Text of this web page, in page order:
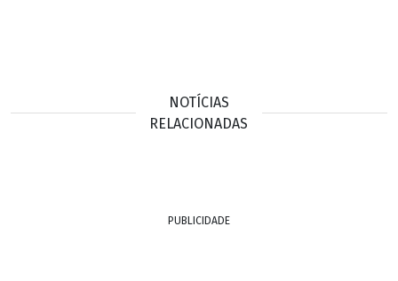
NOTÍCIAS
RELACIONADAS
PUBLICIDADE